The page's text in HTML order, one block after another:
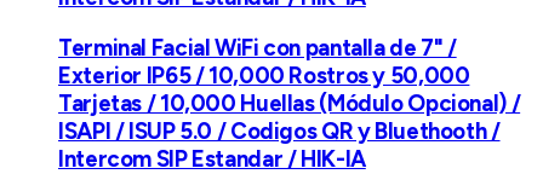
Terminal Facial WiFi con pantalla de 7" /
Exterior IP65 / 10,000 Rostros y 50,000
Tarjetas / 10,000 Huellas (Módulo Opcional) /
ISAPI / ISUP 5.0 / Codigos QR y Bluethooth /
Intercom SIP Estandar / HIK-IA